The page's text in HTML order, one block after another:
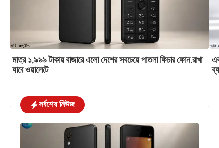
মাত্র ১,৯৯৯ টাকায় বাজারে এলো দেশের সবচেয়ে পাতলা ফিচার ফোন,রাখা
যাবে ওয়ালেটে
সর্বশেষ নিউজ